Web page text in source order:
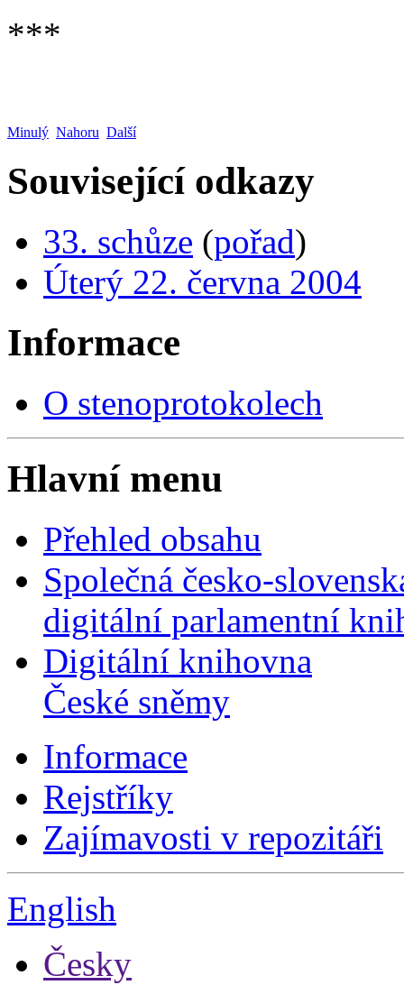
***
Minulý Nahoru Další
Související odkazy
33. schůze (pořad)
Úterý 22. června 2004
Informace
O stenoprotokolech
Hlavní menu
Přehled obsahu
Společná česko-
digitální parlamentní
Digitální knihovna
České sněmy
Informace
Rejstříky
Zajímavosti v repozitáři
English
Česky